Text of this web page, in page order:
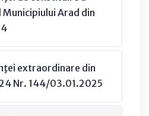
Municipiului Arad din
extraordinare din
Nr. 144/03.01.2025